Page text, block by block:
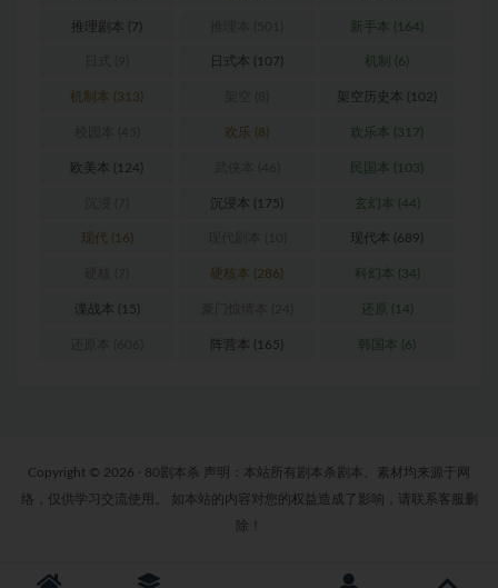
推理剧本 (7) 新手本 (164)
日式本 (107) 机制 (6)
机制本 (313) 架空历史本 (102)
欢乐 (8) 欢乐本 (317)
欧美本 (124) 民国本 (103)
沉浸本 (175) 玄幻本 (44)
现代 (16) 现代本 (689)
硬核本 (286) 科幻本 (34)
谍战本 (15) 还原 (14)
阵营本 (165) 韩国本 (6)
Copyright © 2026 · 80剧本杀 声明：本站所有剧本杀剧本、素材均来源于网
络，仅供学习交流使用。 如本站的内容对您的权益造成了影响，请联系客服删
除！